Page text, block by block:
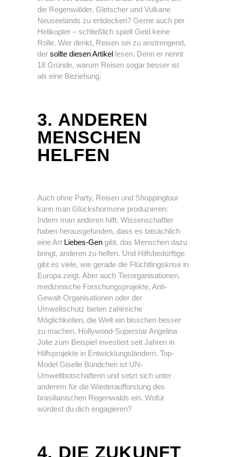
die Regenwälder, Gletscher und Vulkane
Neuseelands zu entdecken? Gerne auch per
Helikopter – schließlich spielt Geld keine
Rolle. Wer denkt, Reisen sei zu anstrengend,
der sollte diesen Artikel lesen. Denn er nennt
18 Gründe, warum Reisen sogar besser ist
als eine Beziehung.
3. ANDEREN
MENSCHEN
HELFEN
Auch ohne Party, Reisen und Shoppingtour
kann man Glückshormone produzieren:
Indem man anderen hilft. Wissenschaftler
haben herausgefunden, dass es tatsächlich
eine Art Liebes-Gen gibt, das Menschen dazu
bringt, anderen zu helfen. Und Hilfsbedürftige
gibt es viele, wie gerade die Flüchtlingskrise in
Europa zeigt. Aber auch Tierorganisationen,
medizinische Forschungsprojekte, Anti-
Gewalt-Organisationen oder der
Umweltschutz bieten zahlreiche
Möglichkeiten, die Welt ein bisschen besser
zu machen. Hollywood-Superstar Angelina
Jolie zum Beispiel investiert seit Jahren in
Hilfsprojekte in Entwicklungsländern. Top-
Model Giselle Bündchen ist UN-
Umweltbotschafterin und setzt sich unter
anderem für die Wiederaufforstung des
brasilianischen Regenwalds ein. Wofür
würdest du dich engagieren?
4. DIE ZUKUNFT